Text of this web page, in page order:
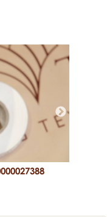
суконь,
оптом і в